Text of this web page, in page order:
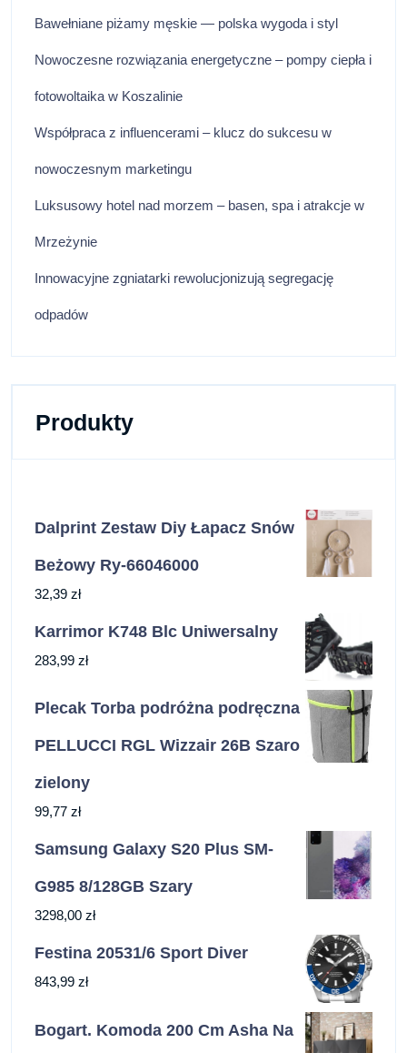
Bawełniane piżamy męskie — polska wygoda i styl
Nowoczesne rozwiązania energetyczne – pompy ciepła i
fotowoltaika w Koszalinie
Współpraca z influencerami – klucz do sukcesu w
nowoczesnym marketingu
Luksusowy hotel nad morzem – basen, spa i atrakcje w
Mrzeżynie
Innowacyjne zgniatarki rewolucjonizują segregację
odpadów
Produkty
Dalprint Zestaw Diy Łapacz Snów
Beżowy Ry-66046000
32,39 zł
Karrimor K748 Blc Uniwersalny
283,99 zł
Plecak Torba podróżna podręczna
PELLUCCI RGL Wizzair 26B Szaro
zielony
99,77 zł
Samsung Galaxy S20 Plus SM-
G985 8/128GB Szary
3298,00 zł
Festina 20531/6 Sport Diver
843,99 zł
Bogart. Komoda 200 Cm Asha Na